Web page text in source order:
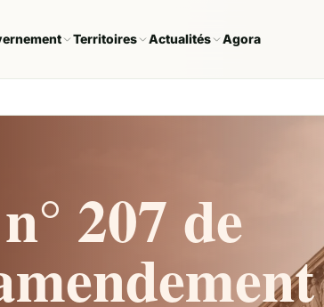
Territoires Actualités Agora
207 de